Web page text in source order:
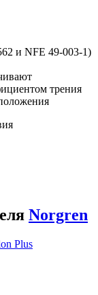
и NFE 49-003-1)
трения
Norgren